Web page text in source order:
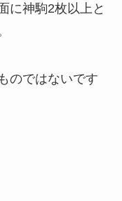
に神駒2枚以上と
のではないです